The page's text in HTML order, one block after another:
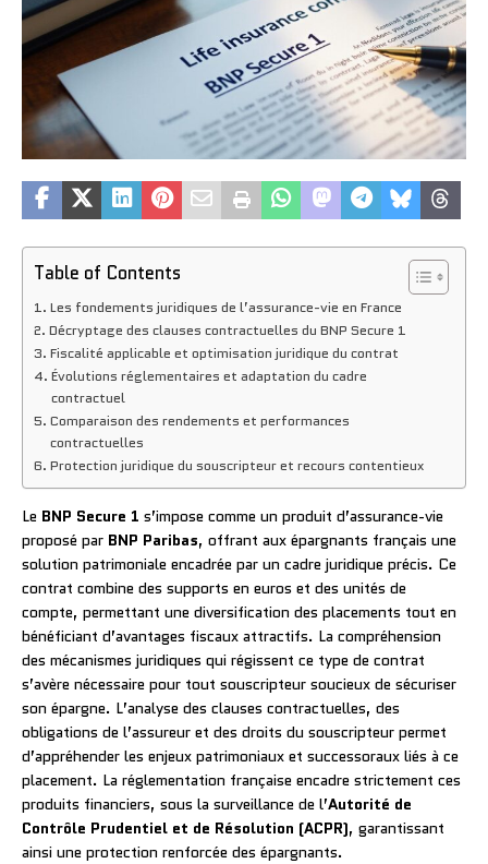
Table of Contents
Les fondements juridiques de l’assurance-vie en France
Décryptage des clauses contractuelles du BNP Secure 1
Fiscalité applicable et optimisation juridique du contrat
Évolutions réglementaires et adaptation du cadre
contractuel
Comparaison des rendements et performances
contractuelles
Protection juridique du souscripteur et recours contentieux
Le BNP Secure 1 s’impose comme un produit d’assurance-vie
proposé par BNP Paribas, offrant aux épargnants français une
solution patrimoniale encadrée par un cadre juridique précis. Ce
contrat combine des supports en euros et des unités de
compte, permettant une diversification des placements tout en
bénéficiant d’avantages fiscaux attractifs. La compréhension
des mécanismes juridiques qui régissent ce type de contrat
s’avère nécessaire pour tout souscripteur soucieux de sécuriser
son épargne. L’analyse des clauses contractuelles, des
obligations de l’assureur et des droits du souscripteur permet
d’appréhender les enjeux patrimoniaux et successoraux liés à ce
placement. La réglementation française encadre strictement ces
produits financiers, sous la surveillance de l’Autorité de
Contrôle Prudentiel et de Résolution (ACPR), garantissant
ainsi une protection renforcée des épargnants.